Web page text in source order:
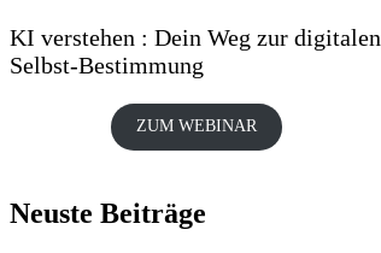
KI verstehen : Dein Weg zur digitalen
Selbst-Bestimmung
ZUM WEBINAR
Neuste Beiträge